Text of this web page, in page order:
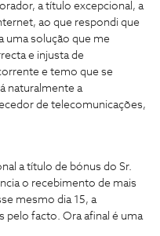
a título excepcional, a
ao que respondi que
uma solução que me
e injusta de
e temo que se
naturalmente a
de telecomunicações,
a título de bónus do Sr.
o recebimento de mais
mesmo dia 15, a
pelo facto. Ora afinal é uma